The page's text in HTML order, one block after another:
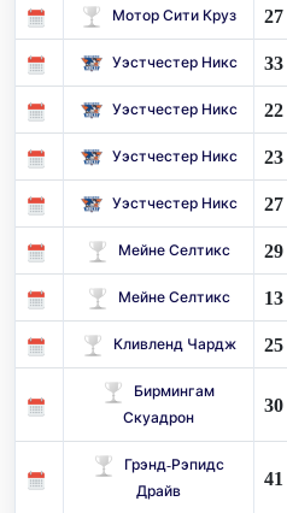
Мотор Сити Круз 27
Уэстчестер Никс 33
Уэстчестер Никс 22
Уэстчестер Никс 23
Уэстчестер Никс 27
Мейне Селтикс 29
Мейне Селтикс 13
Кливленд Чардж 25
Бирмингам
Скуадрон
30
Грэнд-Рэпидс
Драйв
41